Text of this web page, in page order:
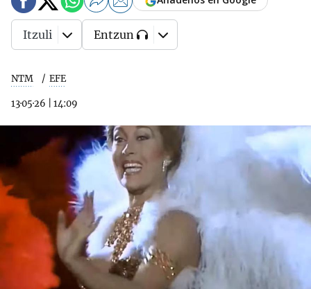
NTM EFE
13·05·26 14:09
Itzuli Entzun